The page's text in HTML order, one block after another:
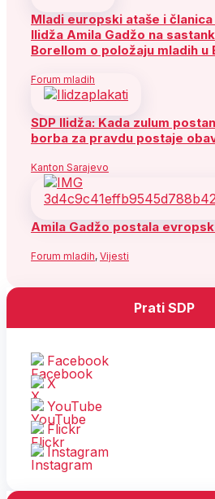
Mladi europski ataše i članica
Ilidža Amila Gadžo na
Borellom o položaju mladih u
Forum mladih
SDP Ilidža: Kada zulum
borba za pravdu postaje
Kanton Sarajevo
Amila Gadžo postala
Forum mladih, Vijesti
Prati SDP
Facebook
X
YouTube
Flickr
Instagram